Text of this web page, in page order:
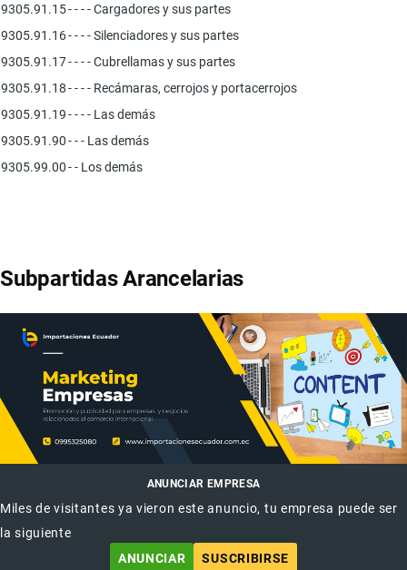
9305.91.15- - - - Cargadores y sus partes
9305.91.16- - - - Silenciadores y sus partes
9305.91.17- - - - Cubrellamas y sus partes
9305.91.18- - - - Recámaras, cerrojos y portacerrojos
9305.91.19- - - - Las demás
9305.91.90- - - Las demás
9305.99.00- - Los demás
Subpartidas Arancelarias
ANUNCIAR EMPRESA
Miles de visitantes ya vieron este anuncio, tu empresa puede ser
la siguiente
ANUNCIAR
SUSCRIBIRSE